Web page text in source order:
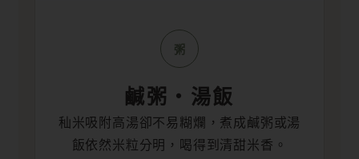
粥
鹹粥・湯飯
秈米吸附高湯卻不易糊爛，煮成鹹粥或湯
飯依然米粒分明，喝得到清甜米香。